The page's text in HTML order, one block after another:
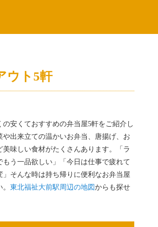
ウト5軒
安くておすすめの弁当屋5軒をご紹介し
や出来立ての温かいお弁当、唐揚げ、お
美味しい食材がたくさんあります。「ラ
もう一品欲しい」「今日は仕事で疲れて
」そんな時は持ち帰りに便利なお弁当屋
東北福祉大前駅周辺の地図 からも探せ